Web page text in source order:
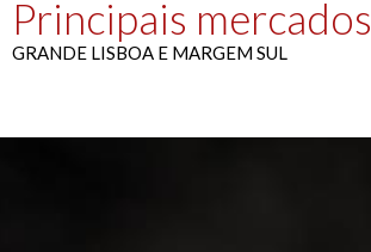
Principais mercados
GRANDE LISBOA E MARGEM SUL